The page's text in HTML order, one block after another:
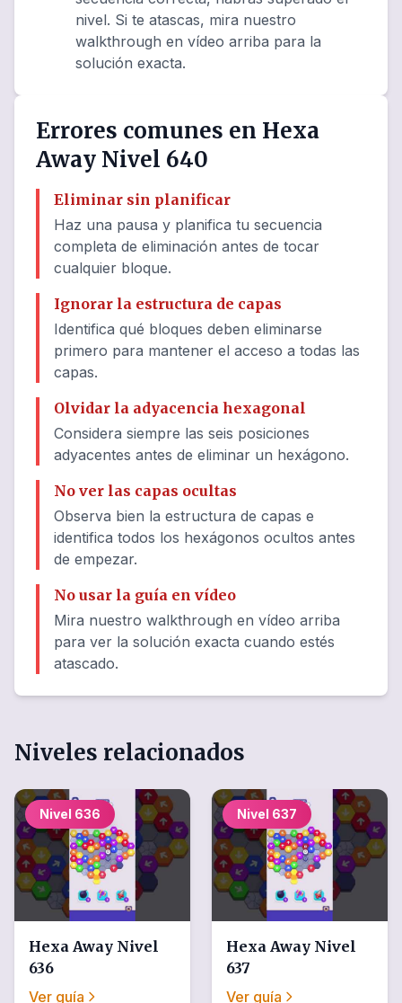
nivel. Si te atascas, mira nuestro
walkthrough en vídeo arriba para la
solución exacta.
Errores comunes en Hexa
Away Nivel 640
Eliminar sin planificar
Haz una pausa y planifica tu secuencia
completa de eliminación antes de tocar
cualquier bloque.
Ignorar la estructura de capas
Identifica qué bloques deben eliminarse
primero para mantener el acceso a todas las
capas.
Olvidar la adyacencia hexagonal
Considera siempre las seis posiciones
adyacentes antes de eliminar un hexágono.
No ver las capas ocultas
Observa bien la estructura de capas e
identifica todos los hexágonos ocultos antes
de empezar.
No usar la guía en vídeo
Mira nuestro walkthrough en vídeo arriba
para ver la solución exacta cuando estés
atascado.
Niveles relacionados
Nivel 636
Hexa Away Nivel
636
Ver guía
Nivel 637
Hexa Away Nivel
637
Ver guía